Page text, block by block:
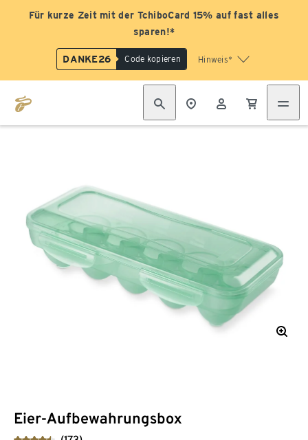
Für kurze Zeit mit der TchiboCard 15% auf fast alles
sparen!*
DANKE26 Code kopieren Hinweis*
Eier-Aufbewahrungsbox